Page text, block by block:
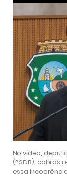
No vídeo,
(PSDB), cobras
essa incoerência